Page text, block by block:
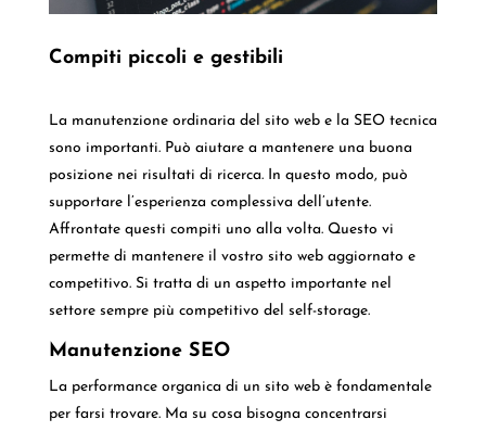
Compiti piccoli e gestibili
La manutenzione ordinaria del sito web e la SEO tecnica
sono importanti. Può aiutare a mantenere una buona
posizione nei risultati di ricerca. In questo modo, può
supportare l’esperienza complessiva dell’utente.
Affrontate questi compiti uno alla volta. Questo vi
permette di mantenere il vostro sito web aggiornato e
competitivo. Si tratta di un aspetto importante nel
settore sempre più competitivo del self-storage.
Manutenzione SEO
La performance organica di un sito web è fondamentale
per farsi trovare. Ma su cosa bisogna concentrarsi